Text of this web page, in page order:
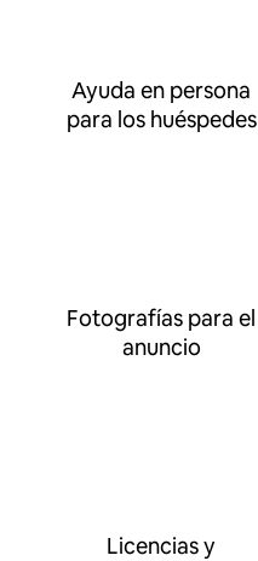
Ayuda en persona
para los huéspedes
Fotografías para el
anuncio
Licencias y